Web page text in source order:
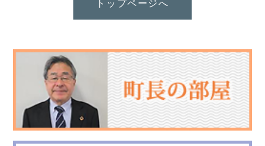
トップページへ